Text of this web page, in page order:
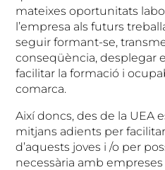
mateixes oportunitats
l’empresa als futurs
seguir formant-se,
conseqüència, desplegar
facilitar la formació i
comarca.
Així doncs, des de la UEA
mitjans adients per
d’aquests joves i /o per
necessària amb